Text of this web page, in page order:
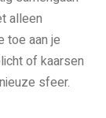
alleen
toe aan je
of kaarsen
sfeer.